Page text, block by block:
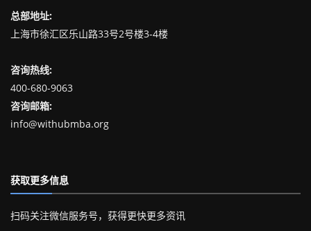
总部地址:
上海市徐汇区乐山路33号2号楼3-4楼
咨询热线:
400-680-9063
咨询邮箱:
info@withubmba.org
获取更多信息
扫码关注微信服务号，获得更快更多资讯